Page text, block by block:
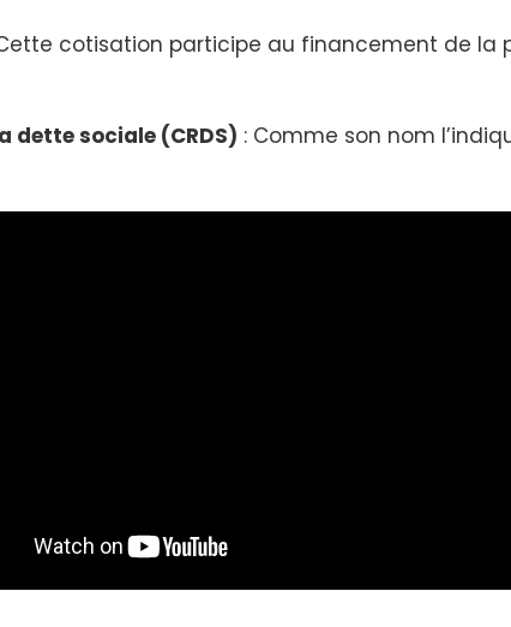
cotisation participe au financement de la
dette sociale (CRDS) : Comme son nom